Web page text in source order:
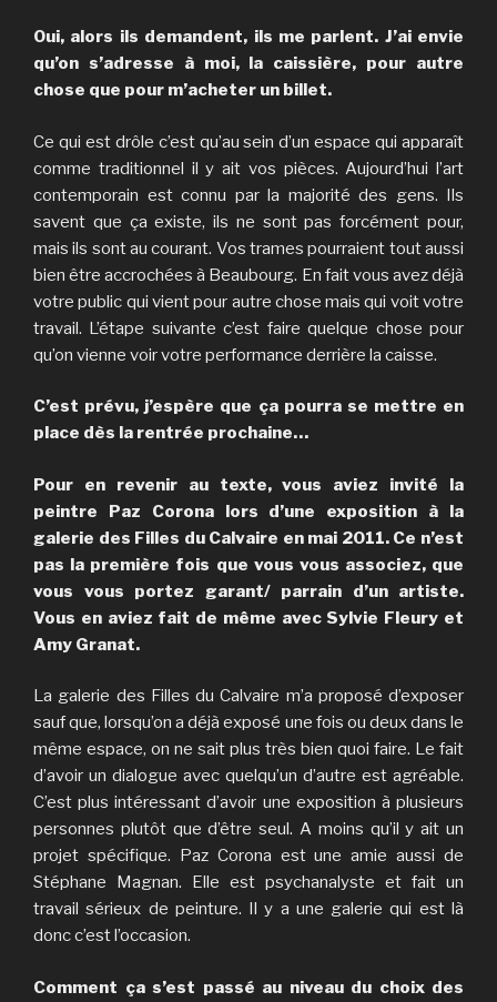
Oui, alors ils demandent, ils me parlent. J’ai envie
qu’on s’adresse à moi, la caissière, pour autre
chose que pour m’acheter un billet.
Ce qui est drôle c’est qu’au sein d’un espace qui apparaît
comme traditionnel il y ait vos pièces. Aujourd’hui l’art
contemporain est connu par la majorité des gens. Ils
savent que ça existe, ils ne sont pas forcément pour,
mais ils sont au courant. Vos trames pourraient tout aussi
bien être accrochées à Beaubourg. En fait vous avez déjà
votre public qui vient pour autre chose mais qui voit votre
travail. L’étape suivante c’est faire quelque chose pour
qu’on vienne voir votre performance derrière la caisse.
C’est prévu, j’espère que ça pourra se mettre en
place dès la rentrée prochaine…
Pour en revenir au texte, vous aviez invité la
peintre Paz Corona lors d’une exposition à la
galerie des Filles du Calvaire en mai 2011. Ce n’est
pas la première fois que vous vous associez, que
vous vous portez garant/ parrain d’un artiste.
Vous en aviez fait de même avec Sylvie Fleury et
Amy Granat.
La galerie des Filles du Calvaire m’a proposé d’exposer
sauf que, lorsqu’on a déjà exposé une fois ou deux dans le
même espace, on ne sait plus très bien quoi faire. Le fait
d’avoir un dialogue avec quelqu’un d’autre est agréable.
C’est plus intéressant d’avoir une exposition à plusieurs
personnes plutôt que d’être seul. A moins qu’il y ait un
projet spécifique. Paz Corona est une amie aussi de
Stéphane Magnan. Elle est psychanalyste et fait un
travail sérieux de peinture. Il y a une galerie qui est là
donc c’est l’occasion.
Comment ça s’est passé au niveau du choix des